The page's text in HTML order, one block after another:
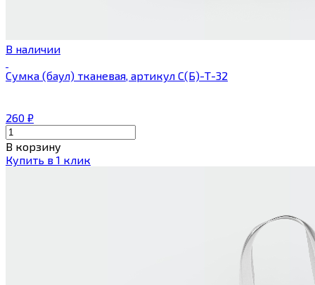
В наличии
Сумка (баул) тканевая, артикул С(Б)-Т-32
260 ₽
В корзину
Купить в 1 клик